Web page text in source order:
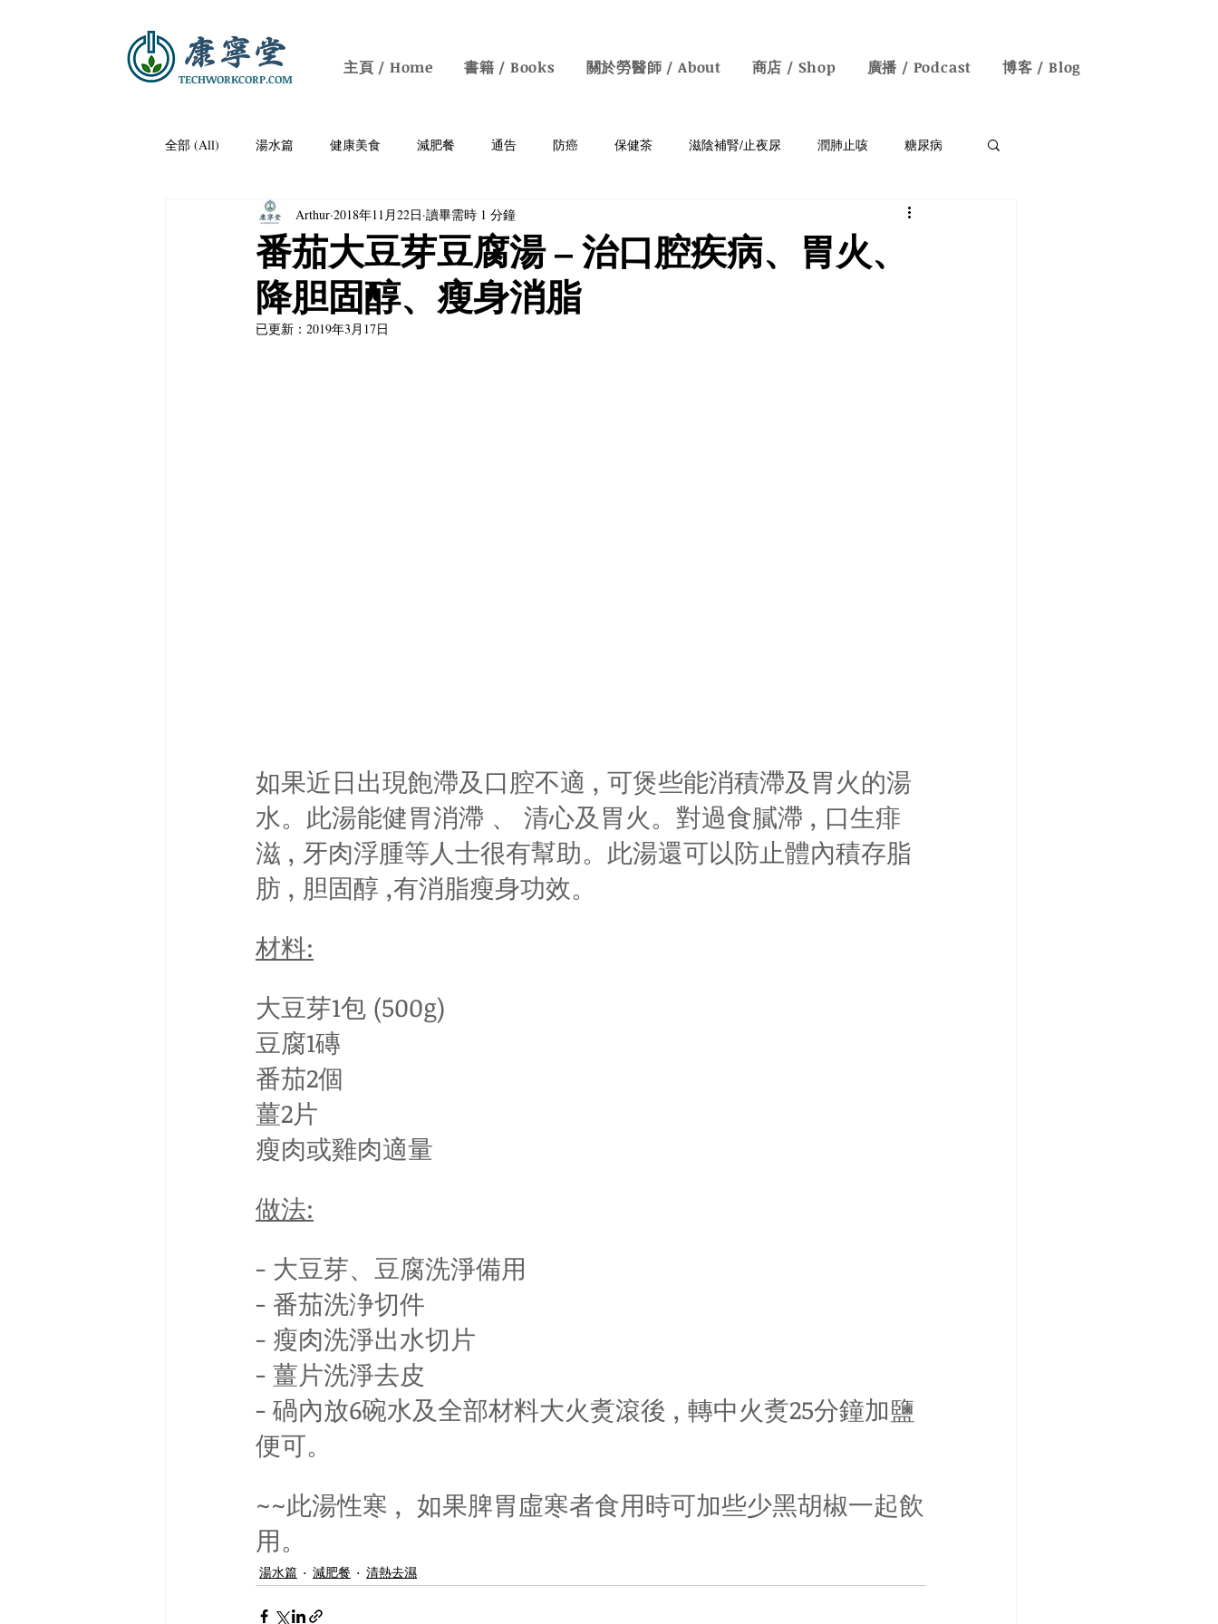
TECHWORKCORP.COM
主頁 / Home 書籍 / Books 關於勞醫師 / About 商店 / Shop 廣播 / Podcast 博客 / Blog
全部 (All) 湯水篇 健康美食 減肥餐 通告 防癌 保健茶 滋陰補腎/止夜尿 潤肺止咳 糖尿病
防三高/降血壓 老人癡呆 胃病
保腦益智 開胃 鼻敏感 素食 中醫知識
番茄大豆芽豆腐湯 – 治口腔疾病、胃火、
降胆固醇、瘦身消脂
Arthur 2018年11月22日 讀畢需時 1 分鐘
已更新： 2019年3月17日
如果近日出現飽滯及口腔不適 , 可煲些能消積滯及胃火的湯
水。此湯能健胃消滯 、 清心及胃火。對過食膩滯 , 口生痱
滋 , 牙肉浮腫等人士很有幫助。此湯還可以防止體內積存脂
肪 , 胆固醇 ,有消脂瘦身功效。
材料:
大豆芽1包 (500g)
豆腐1磚
番茄2個
薑2片
瘦肉或雞肉適量
做法:
- 大豆芽、豆腐洗淨備用
- 番茄洗浄切件
- 瘦肉洗淨出水切片
- 薑片洗淨去皮
- 碢內放6碗水及全部材料大火煑滾後 , 轉中火煑25分鐘加鹽
便可。
~~此湯性寒 ,  如果脾胃虛寒者食用時可加些少黑胡椒一起飲
用。
湯水篇 減肥餐 清熱去濕